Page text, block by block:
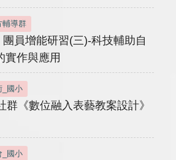
輔導群
員增能研習(三)-科技輔助自
實作與應用
_國小
群《數位融入表藝教案設計》
_國小